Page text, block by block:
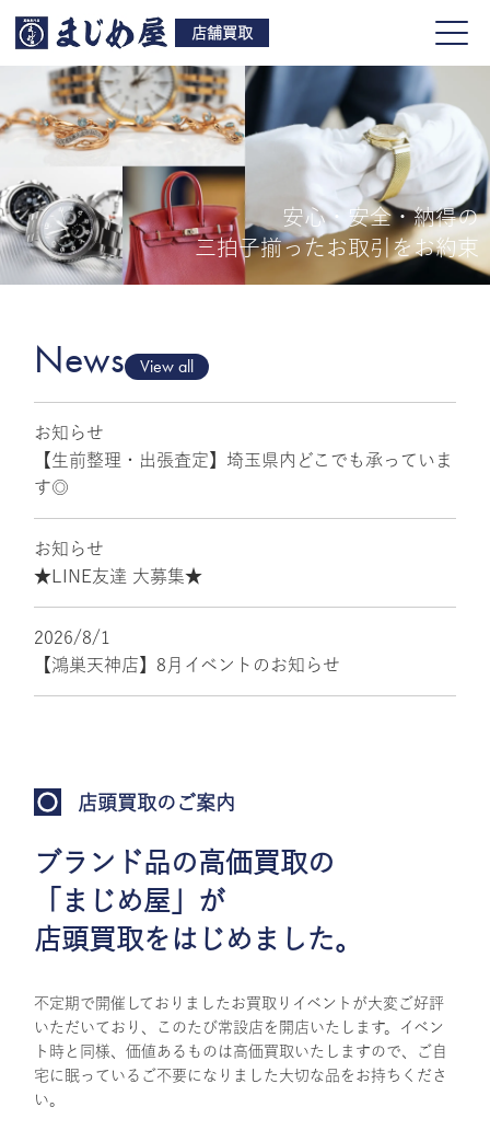
店舗買取
買取品目
店舗一覧
安心・安全・納得の
三拍子揃ったお取引をお約束
News View all
お知らせ
【生前整理・出張査定】埼玉県内どこでも承っていま
す◎
お知らせ
★LINE友達 大募集★
2026/8/1
【鴻巣天神店】8月イベントのお知らせ
店頭買取のご案内
ブランド品の高価買取の
「まじめ屋」が
店頭買取をはじめました。
不定期で開催しておりましたお買取りイベントが大変ご好評
いただいており、このたび常設店を開店いたします。イベン
ト時と同様、価値あるものは高価買取いたしますので、ご自
宅に眠っているご不要になりました大切な品をお持ちくださ
い。